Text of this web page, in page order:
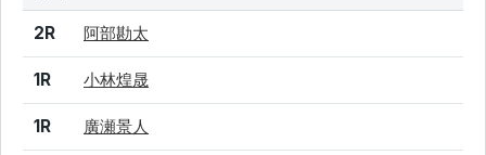
結果 シード 選手名
2R 阿部勘太
1R 小林煌晟
1R 廣瀬景人